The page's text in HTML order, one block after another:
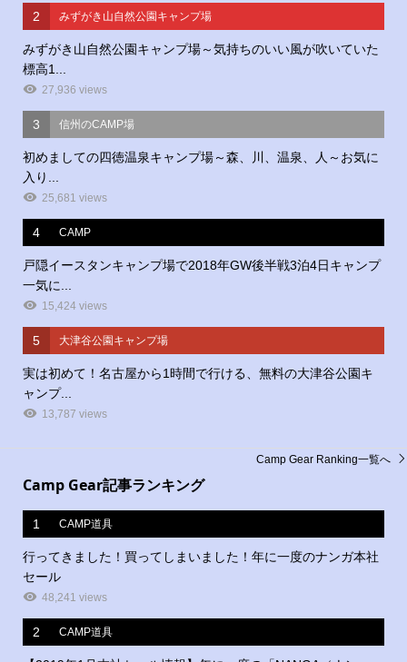
2 みずがき山自然公園キャンプ場
みずがき山自然公園キャンプ場～気持ちのいい風が吹いていた
標高1...
27,936 views
3 信州のCAMP場
初めましての四徳温泉キャンプ場～森、川、温泉、人～お気に
入り...
25,681 views
4 CAMP
戸隠イースタンキャンプ場で2018年GW後半戦3泊4日キャンプ
一気に...
15,424 views
5 大津谷公園キャンプ場
実は初めて！名古屋から1時間で行ける、無料の大津谷公園キ
ャンプ...
13,787 views
Camp Gear記事ランキング
1 CAMP道具
行ってきました！買ってしまいました！年に一度のナンガ本社
セール
48,241 views
2 CAMP道具
Camp Gear Ranking一覧へ